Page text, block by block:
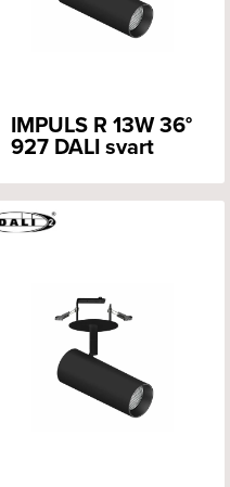
IMPULS R 13W 36°
927 DALI svart